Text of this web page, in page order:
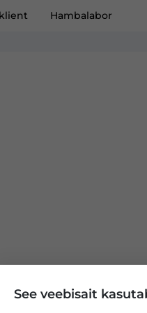
Äriklient Hambalabor